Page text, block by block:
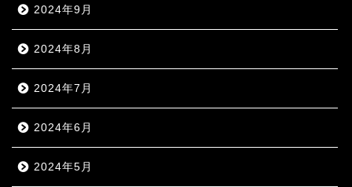
2024年9月
2024年8月
2024年7月
2024年6月
2024年5月